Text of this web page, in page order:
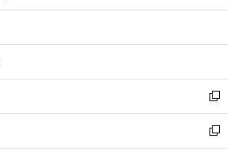
開
ウ
開
ン
ウ
開
く
ウ
ン
ウ
で
開
く
し
ウ
ン
ド
ウ
で
開
新
し
い
新